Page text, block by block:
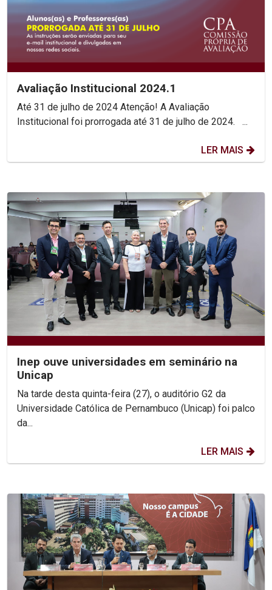
Avaliação Institucional 2024.1
Até 31 de julho de 2024 Atenção! A Avaliação
Institucional foi prorrogada até 31 de julho de 2024. ...
LER MAIS
Inep ouve universidades em seminário na
Unicap
Na tarde desta quinta-feira (27), o auditório G2 da
Universidade Católica de Pernambuco (Unicap) foi palco
da...
LER MAIS